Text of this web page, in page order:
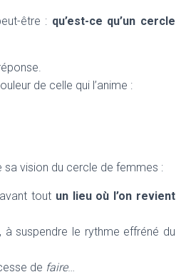
être : qu’est-ce qu’un cercle
de celle qui l’anime :
sa vision du cercle de femmes :
tout un lieu où l’on revient
, à suspendre le rythme effréné du
de faire…